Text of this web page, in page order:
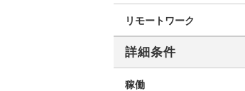
リモートワーク
詳細条件
稼働